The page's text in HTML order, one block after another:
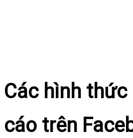
Các hình thức
cáo trên